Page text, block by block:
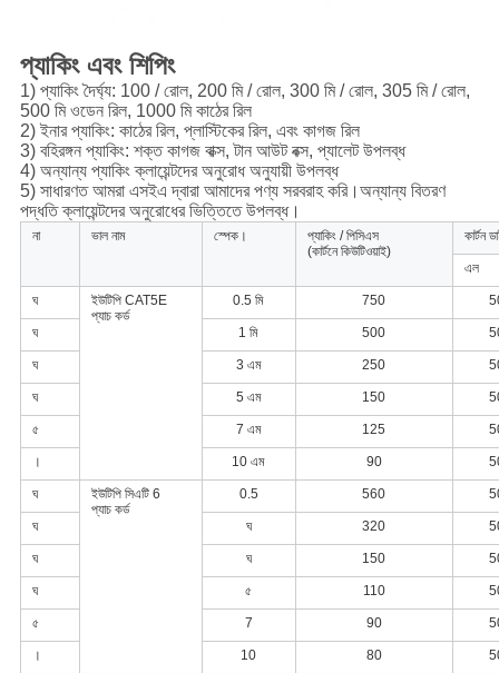
প্যাকিং এবং শিপিং
1) প্যাকিং দৈর্ঘ্য: 100 / রোল, 200 মি / রোল, 300 মি / রোল, 305 মি / রোল,
500 মি ওডেন রিল, 1000 মি কাঠের রিল
2) ইনার প্যাকিং: কাঠের রিল, প্লাস্টিকের রিল, এবং কাগজ রিল
3) বহিরঙ্গন প্যাকিং: শক্ত কাগজ বাক্স, টান আউট বক্স, প্যালেট উপলব্ধ
4) অন্যান্য প্যাকিং ক্লায়েন্টদের অনুরোধ অনুযায়ী উপলব্ধ
5) সাধারণত আমরা এসইএ দ্বারা আমাদের পণ্য সরবরাহ করি।অন্যান্য বিতরণ
পদ্ধতি ক্লায়েন্টদের অনুরোধের ভিত্তিতে উপলব্ধ।
না ভাল নাম স্পেক।
প্যাকিং / পিসিএস
(কার্টনে কিউটিওয়াই)
কার্টন
এল
ঘ
ইউটিপি CAT5E
প্যাচ কর্ড
0.5 মি 750
ঘ 1 মি 500
ঘ 3 এম 250
ঘ 5 এম 150
৫ 7 এম 125
। 10 এম 90
ঘ
ইউটিপি সিএটি 6
প্যাচ কর্ড
0.5 560
ঘ ঘ 320
ঘ ঘ 150
ঘ ৫ 110
৫ 7 90
। 10 80